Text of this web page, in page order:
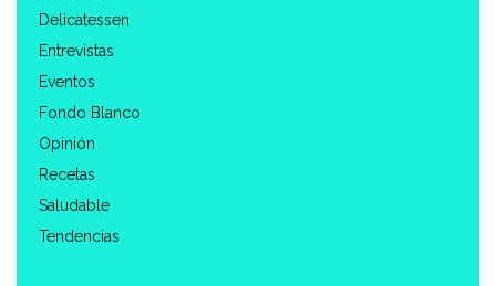
Delicatessen
Entrevistas
Eventos
Fondo Blanco
Opinión
Recetas
Saludable
Tendencias